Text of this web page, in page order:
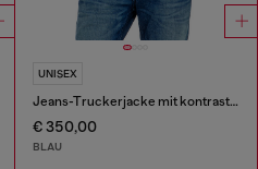
UNISEX
Jeans-Truckerjacke mit kontrastierenden Lederbesätzen
€ 350,00
BLAU